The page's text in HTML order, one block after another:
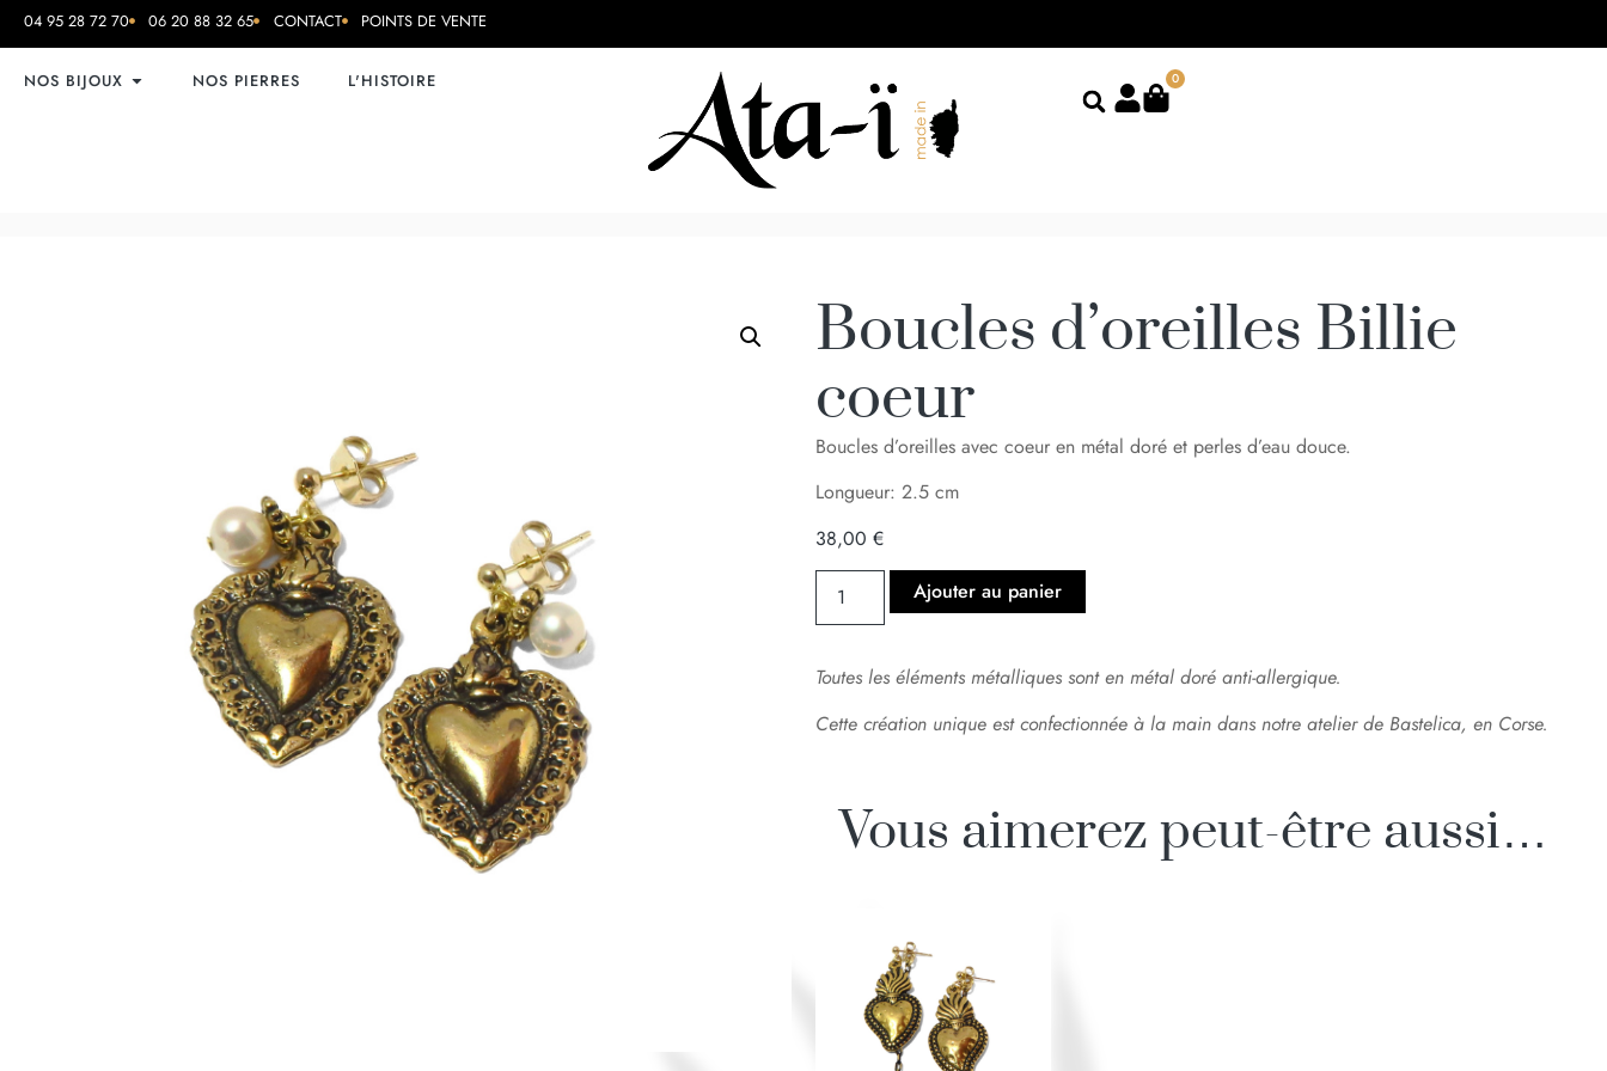
04 95 28 72 70 06 20 88 32 65 CONTACT POINTS DE VENTE
NOS BIJOUX NOS PIERRES L'HISTOIRE 0
Boucles d’oreilles Billie
coeur
Boucles d’oreilles avec coeur en métal doré et perles d’eau douce.
Longueur: 2.5 cm
38,00 €
Ajouter au panier
Toutes les éléments métalliques sont en métal doré anti-allergique.
Cette création unique est confectionnée à la main dans notre atelier de Bastelica, en Corse.
Vous aimerez peut-être aussi…